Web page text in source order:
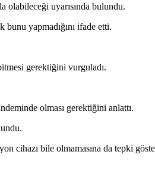
olabileceği uyarısında bulundu.
bunu yapmadığını ifade etti.
gerektiğini vurguladı.
olması gerektiğini anlattı.
cihazı bile olmamasına da tepki